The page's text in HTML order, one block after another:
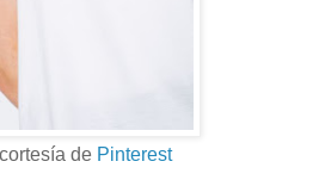
de Pinterest